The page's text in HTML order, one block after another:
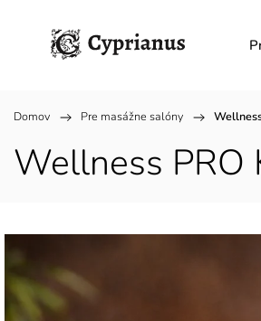
Domov / Pre masážne salóny /
Wellness PRO